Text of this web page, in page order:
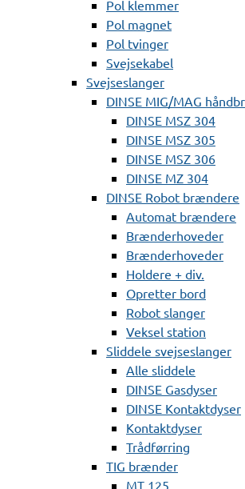
Pol klemmer
Pol magnet
Pol tvinger
Svejsekabel
Svejseslanger
DINSE MIG/MAG
DINSE MSZ 304
DINSE MSZ 305
DINSE MSZ 306
DINSE MZ 304
DINSE Robot brændere
Automat brændere
Brænderhoveder
Brænderhoveder
Holdere + div.
Opretter bord
Robot slanger
Veksel station
Sliddele svejseslanger
Alle sliddele
DINSE Gasdyser
DINSE Kontaktdyser
Kontaktdyser
Trådførring
TIG brænder
MT 125